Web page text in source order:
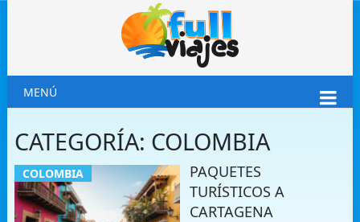
MENÚ
CATEGORÍA: COLOMBIA
COLOMBIA
PAQUETES
TURÍSTICOS A
CARTAGENA